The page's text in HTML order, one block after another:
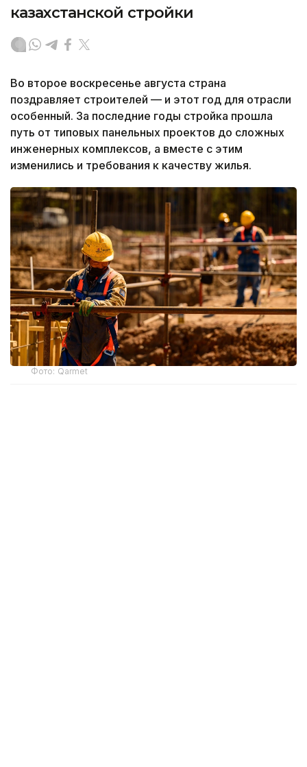
казахстанской стройки
Во второе воскресенье августа страна
поздравляет строителей — и этот год для отрасли
особенный. За последние годы стройка прошла
путь от типовых панельных проектов до сложных
инженерных комплексов, а вместе с этим
изменились и требования к качеству жилья.
Фото: Qarmet